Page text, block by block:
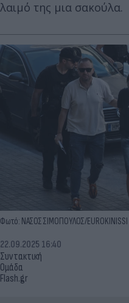
λαιμό της μια σακούλα.
Φωτό: ΝΑΣΟΣ ΣΙΜΟΠΟΥΛΟΣ/EUROKINISSI
Συντακτική
Ομάδα
Flash.gr
22.09.2025 16:40